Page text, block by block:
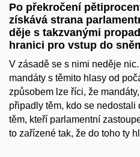
Po překročení
získává strana
děje s takzvanými
hranici pro vstup do
V zásadě se s nimi neděje
mandáty s těmito hlasy od
způsobem lze říci, že
připadly těm, kdo se nedostali
těm, kteří parlamentní
to zařízené tak, že do toho ty